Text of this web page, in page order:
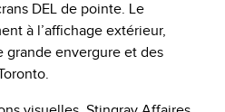
DEL de pointe. Le
à l’affichage extérieur,
grande envergure et des